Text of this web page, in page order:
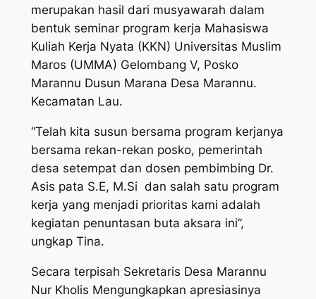
merupakan hasil dari musyawarah dalam
bentuk seminar program kerja Mahasiswa
Kuliah Kerja Nyata (KKN) Universitas Muslim
Maros (UMMA) Gelombang V, Posko
Marannu Dusun Marana Desa Marannu.
Kecamatan Lau.
“Telah kita susun bersama program kerjanya
bersama rekan-rekan posko, pemerintah
desa setempat dan dosen pembimbing Dr.
Asis pata S.E, M.Si dan salah satu program
kerja yang menjadi prioritas kami adalah
kegiatan penuntasan buta aksara ini”,
ungkap Tina.
Secara terpisah Sekretaris Desa Marannu
Nur Kholis Mengungkapkan apresiasinya